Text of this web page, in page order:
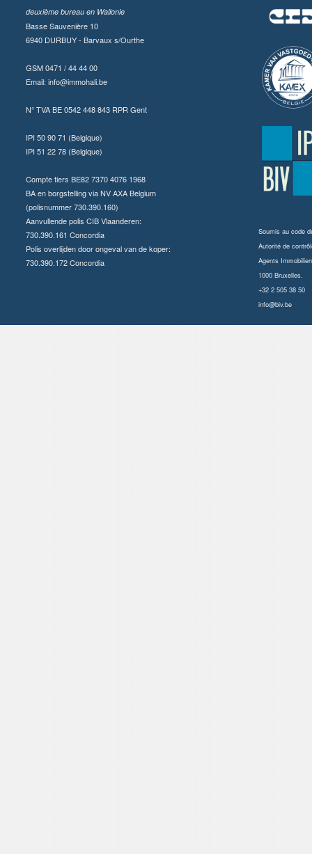
deuxième bureau en Wallonie
Basse Sauvenière 10
6940 DURBUY - Barvaux s/Ourthe
GSM 0471 / 44 44 00
Email: info@immohali.be
N° TVA BE 0542 448 843 RPR Gent
IPI 50 90 71 (Belgique)
IPI 51 22 78 (Belgique)
Compte tiers BE82 7370 4076 1968
BA en borgstelling via NV AXA Belgium
(polisnummer 730.390.160)
Aanvullende polis CIB Vlaanderen:
730.390.161 Concordia
Polis overlijden door ongeval van de koper:
730.390.172 Concordia
Soumis au code
Autorité de
Agents
1000 Bruxelles.
+32 2 505 38 50
info@biv.be